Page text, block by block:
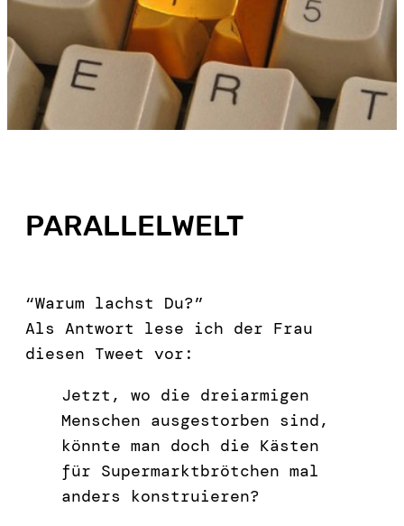
PARALLELWELT
“Warum lachst Du?”
Als Antwort lese ich der Frau
diesen Tweet vor:
Jetzt, wo die dreiarmigen
Menschen ausgestorben sind,
könnte man doch die Kästen
für Supermarktbrötchen mal
anders konstruieren?